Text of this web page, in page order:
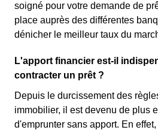
soigné pour votre demande de
place auprès des différentes
dénicher le meilleur taux du
L'apport financier est-il
contracter un prêt ?
Depuis le durcissement des
immobilier, il est devenu de plus
d'emprunter sans apport. En